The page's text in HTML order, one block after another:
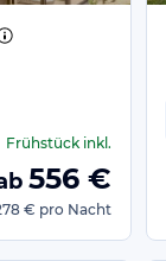
Frühstückinkl.
556 €
€ pro Nacht